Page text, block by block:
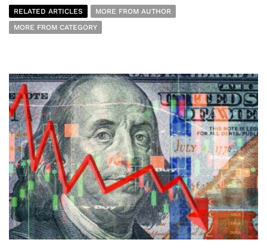
RELATED ARTICLES
MORE FROM AUTHOR
MORE FROM CATEGORY